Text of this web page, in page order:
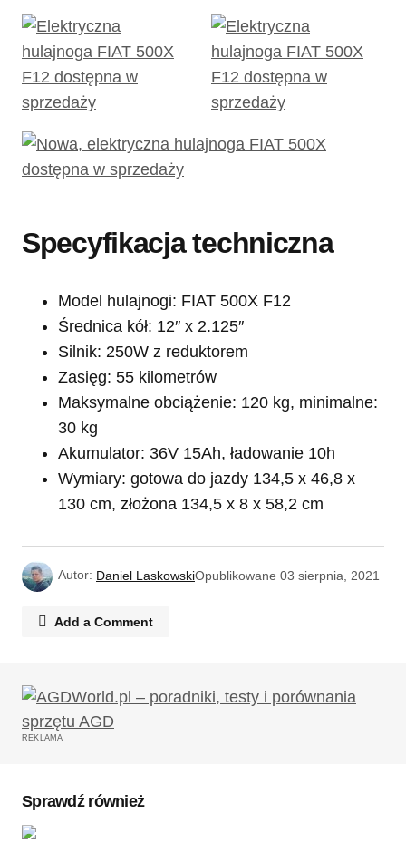
Specyfikacja techniczna
Model hulajnogi: FIAT 500X F12
Średnica kół: 12″ x 2.125″
Silnik: 250W z reduktorem
Zasięg: 55 kilometrów
Maksymalne obciążenie: 120 kg, minimalne:
30 kg
Akumulator: 36V 15Ah, ładowanie 10h
Wymiary: gotowa do jazdy 134,5 x 46,8 x
130 cm, złożona 134,5 x 8 x 58,2 cm
Autor: Daniel LaskowskiOpublikowane 03 sierpnia, 2021
Add a Comment
Twój adres email nie zostanie opublikowany.
Wymagane pola są oznaczone
REKLAMA
Sprawdź również